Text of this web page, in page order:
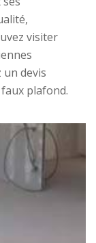
visiter
un devis
plafond.